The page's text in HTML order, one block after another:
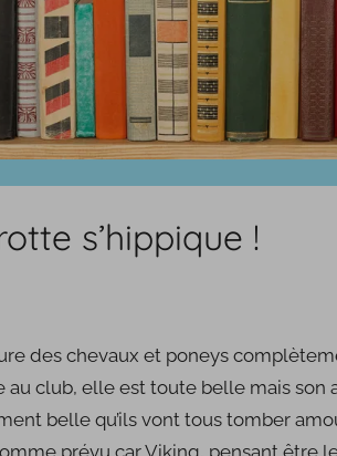
s’hippique !
des chevaux et poneys
au club, elle est toute belle mais son
belle qu’ils vont tous tomber